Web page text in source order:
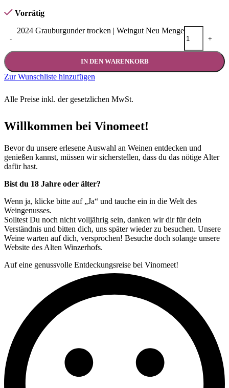
Vorrätig
-
2024 Grauburgunder trocken | Weingut Neu Menge
+
IN DEN WARENKORB
Zur Wunschliste hinzufügen
Alle Preise inkl. der gesetzlichen MwSt.
Willkommen bei Vinomeet!
Bevor du unsere erlesene Auswahl an Weinen entdecken und
genießen kannst, müssen wir sicherstellen, dass du das nötige Alter
dafür hast.
Bist du 18 Jahre oder älter?
Wenn ja, klicke bitte auf „Ja“ und tauche ein in die Welt des
Weingenusses.
Solltest Du noch nicht volljährig sein, danken wir dir für dein
Verständnis und bitten dich, uns später wieder zu besuchen. Unsere
Weine warten auf dich, versprochen! Besuche doch solange unsere
Website des Alten Winzerhofs.
Auf eine genussvolle Entdeckungsreise bei Vinomeet!